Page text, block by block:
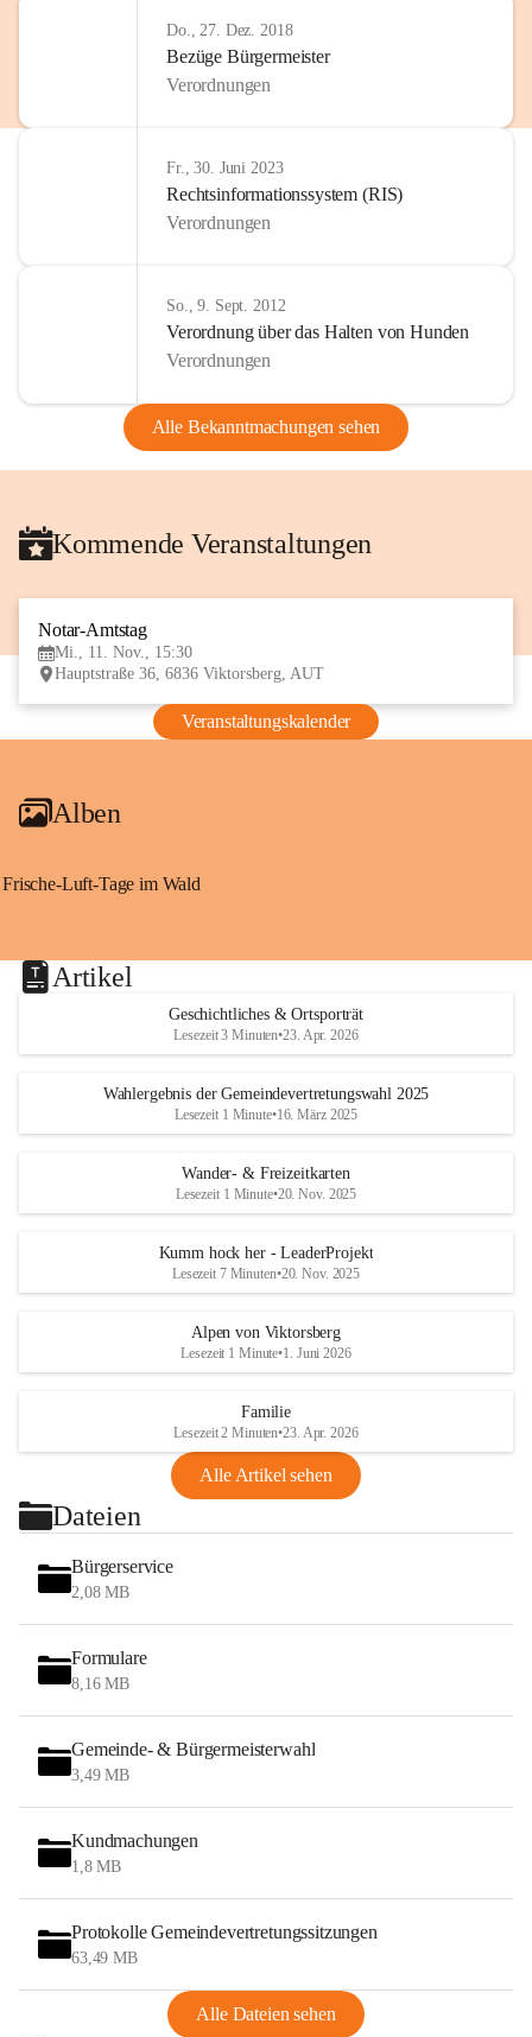
Do., 27. Dez. 2018
Bezüge Bürgermeister
Verordnungen
Fr., 30. Juni 2023
Rechtsinformationssystem (RIS)
Verordnungen
So., 9. Sept. 2012
Verordnung über das Halten von Hunden
Verordnungen
Alle Bekanntmachungen sehen
Kommende Veranstaltungen
Notar-Amtstag
Mi., 11. Nov., 15:30
Hauptstraße 36, 6836 Viktorsberg, AUT
Veranstaltungskalender
Alben
Frische-Luft-Tage im Wald
Artikel
Geschichtliches & Ortsporträt
Lesezeit 3 Minuten•23. Apr. 2026
Wahlergebnis der Gemeindevertretungswahl 2025
Lesezeit 1 Minute•16. März 2025
Wander- & Freizeitkarten
Lesezeit 1 Minute•20. Nov. 2025
Kumm hock her - LeaderProjekt
Lesezeit 7 Minuten•20. Nov. 2025
Alpen von Viktorsberg
Lesezeit 1 Minute•1. Juni 2026
Familie
Lesezeit 2 Minuten•23. Apr. 2026
Alle Artikel sehen
Dateien
Bürgerservice
2,08 MB
Formulare
8,16 MB
Gemeinde- & Bürgermeisterwahl
3,49 MB
Kundmachungen
1,8 MB
Protokolle Gemeindevertretungssitzungen
63,49 MB
Alle Dateien sehen